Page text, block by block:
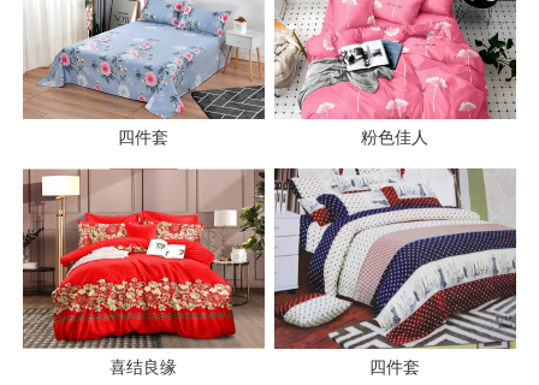
四件套 粉色佳人
喜结良缘 四件套